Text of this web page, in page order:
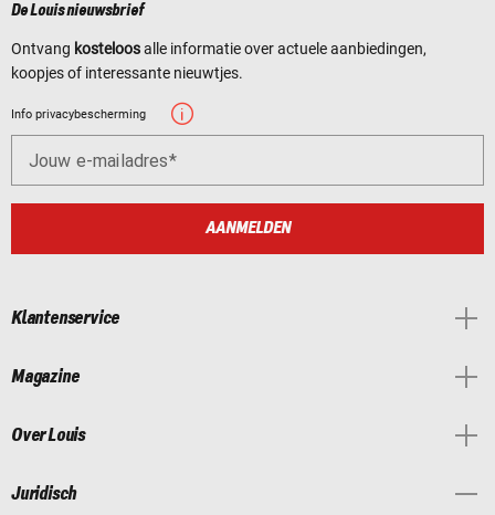
De Louis nieuwsbrief
Ontvang kosteloosalle informatie over actuele aanbiedingen,
koopjes of interessante nieuwtjes.
Info privacybescherming
Jouw e-mailadres
AANMELDEN
Klantenservice
Magazine
Over Louis
Juridisch